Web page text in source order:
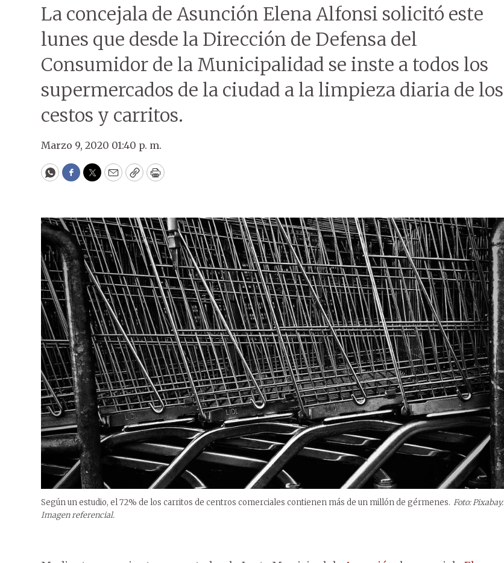
La concejala de Asunción Elena Alfonsi solicitó este
lunes que desde la Dirección de Defensa del
Consumidor de la Municipalidad se inste a todos los
supermercados de la ciudad a la limpieza diaria de los
cestos y carritos.
Marzo 9, 2020 01:40 p. m.
WhatsApp
Facebook
Twitter
EmailCopyPrint
Según un estudio, el 72% de los carritos de centros comerciales contienen más de un millón de gérmenes. Foto: Pixabay.
Imagen referencial.